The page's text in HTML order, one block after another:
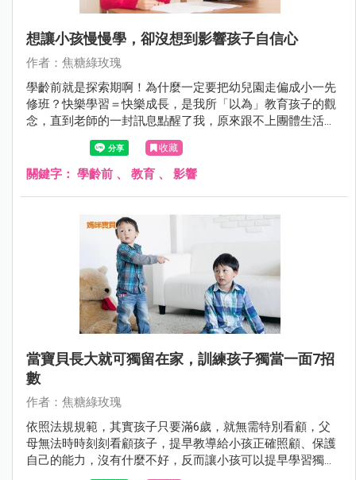
想讓小孩慢慢學，卻沒想到影響孩子自信心
作者：焦糖綠玫瑰
學齡前就是探索期啊！為什麼一定要把幼兒園走偏成小一先
修班？快樂學習＝快樂成長，是我所「以為」教育孩子的觀
念，直到老師的一封訊息點醒了我，原來跟不上團體生活的
腳步，也會不知不覺影響到孩子的「自尊心」。
收藏
關鍵字： 學齡前 、 教育 、 影響
當寶貝長大就可獨留在家，訓練孩子獨當一面7招
數
作者：焦糖綠玫瑰
依照法規規範，其實孩子只要滿6歲，就無需特別看顧，父
母無法時時刻刻看顧孩子，提早教導給小孩正確照顧、保護
自己的能力，沒有什麼不好，反而讓小孩可以提早學習獨當